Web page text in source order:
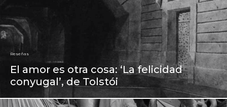
Reseñas
El amor es otra cosa: ‘La felicidad
conyugal’, de Tolstói